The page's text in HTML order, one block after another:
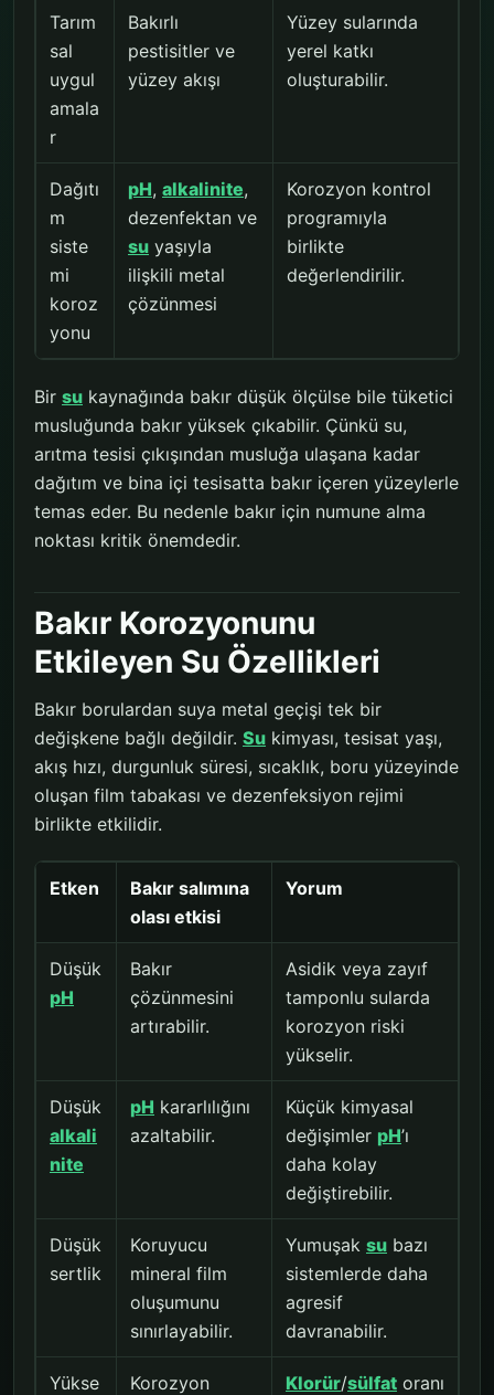
Tarım
sal
uygul
amala
r
Bakırlı
pestisitler ve
yüzey akışı
Yüzey sularında
yerel katkı
oluşturabilir.
Dağıtı
m
siste
mi
koroz
yonu
pH, alkalinite,
dezenfektan ve
su yaşıyla
ilişkili metal
çözünmesi
Korozyon kontrol
programıyla
birlikte
değerlendirilir.
Bir su kaynağında bakır düşük ölçülse bile tüketici
musluğunda bakır yüksek çıkabilir. Çünkü su,
arıtma tesisi çıkışından musluğa ulaşana kadar
dağıtım ve bina içi tesisatta bakır içeren yüzeylerle
temas eder. Bu nedenle bakır için numune alma
noktası kritik önemdedir.
Bakır Korozyonunu
Etkileyen Su Özellikleri
Bakır borulardan suya metal geçişi tek bir
değişkene bağlı değildir. Su kimyası, tesisat yaşı,
akış hızı, durgunluk süresi, sıcaklık, boru yüzeyinde
oluşan film tabakası ve dezenfeksiyon rejimi
birlikte etkilidir.
Etken
Bakır salımına
olası etkisi
Yorum
Düşük
pH
Bakır
çözünmesini
artırabilir.
Asidik veya zayıf
tamponlu sularda
korozyon riski
yükselir.
Düşük
alkali
nite
pH kararlılığını
azaltabilir.
Küçük kimyasal
değişimler pH’ı
daha kolay
değiştirebilir.
Düşük
sertlik
Koruyucu
mineral film
oluşumunu
sınırlayabilir.
Yumuşak su bazı
sistemlerde daha
agresif
davranabilir.
Yükse
Korozyon
Klorür/sülfat oranı